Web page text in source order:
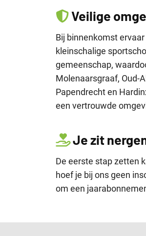
Veilige
Bij binnenkomst
kleinschalige
gemeenschap,
Molenaarsgraaf, Oud-
Papendrecht en
een vertrouwde
Je zit
De eerste stap zetten
hoef je bij ons geen
om een